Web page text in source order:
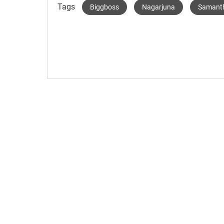
Tags Biggboss Nagarjuna